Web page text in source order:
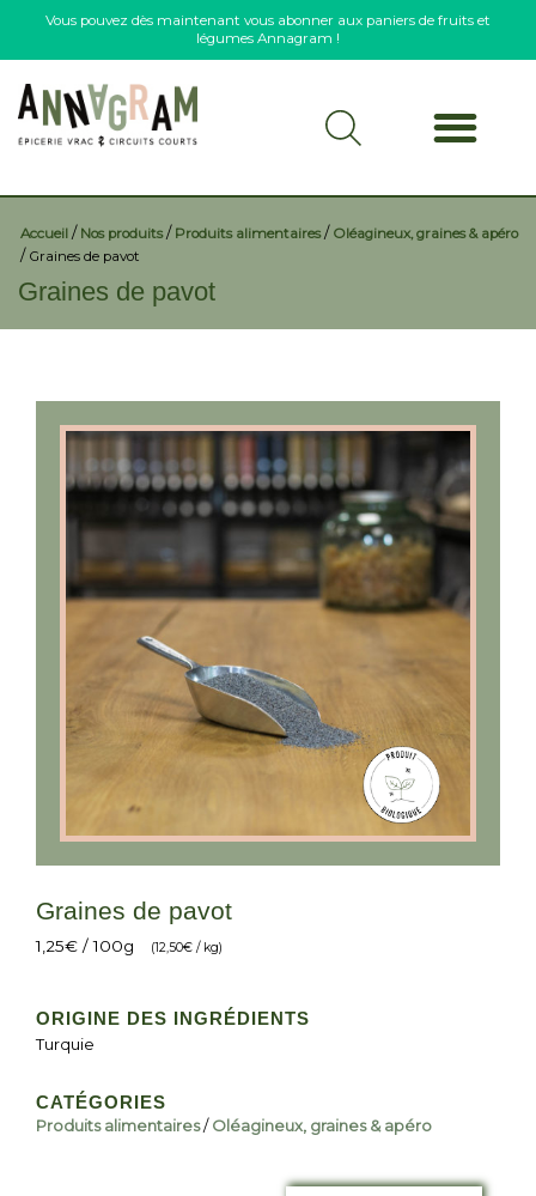
Accueil / Nos produits/ Produits alimentaires/ Oléagineux, graines & apéro
/ Graines de pavot
Graines de pavot
Graines de pavot
1,25€ / 100g (12,50€ / kg)
ORIGINE DES INGRÉDIENTS
Turquie
CATÉGORIES
Produits alimentaires/Oléagineux, graines & apéro
Vous pouvez dès maintenant vous abonner aux paniers de fruits et
légumes Annagram !